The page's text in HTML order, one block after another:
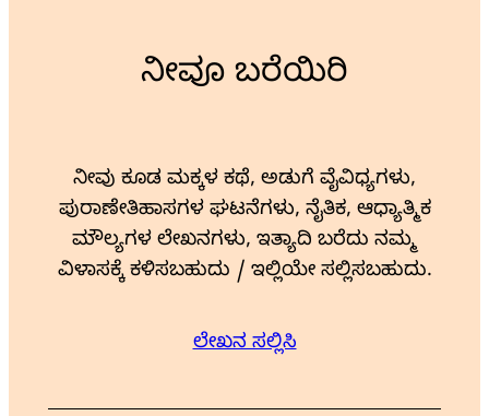
ನೀವೂ ಬರೆಯಿರಿ
ನೀವು ಕೂಡ ಮಕ್ಕಳ ಕಥೆ, ಅಡುಗೆ ವೈವಿಧ್ಯಗಳು,
ಪುರಾಣೇತಿಹಾಸಗಳ ಘಟನೆಗಳು, ನೈತಿಕ, ಆಧ್ಯಾತ್ಮಿಕ
ಮೌಲ್ಯಗಳ ಲೇಖನಗಳು, ಇತ್ಯಾದಿ ಬರೆದು ನಮ್ಮ
ವಿಳಾಸಕ್ಕೆ ಕಳಿಸಬಹುದು / ಇಲ್ಲಿಯೇ ಸಲ್ಲಿಸಬಹುದು.
ಲೇಖನ ಸಲ್ಲಿಸಿ